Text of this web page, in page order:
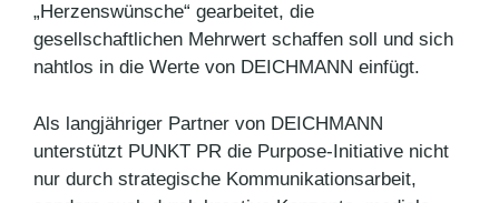
„Herzenswünsche“ gearbeitet, die
gesellschaftlichen Mehrwert schaffen soll und sich
nahtlos in die Werte von DEICHMANN einfügt.
Als langjähriger Partner von DEICHMANN
unterstützt PUNKT PR die Purpose-Initiative nicht
nur durch strategische Kommunikationsarbeit,